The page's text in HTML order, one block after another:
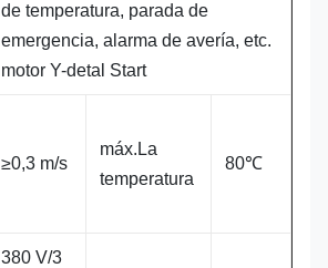
de temperatura, parada de
emergencia, alarma de avería, etc.
motor Y-detal Start
≥0,3 m/s
máx.La
temperatura
80℃
380 V/3